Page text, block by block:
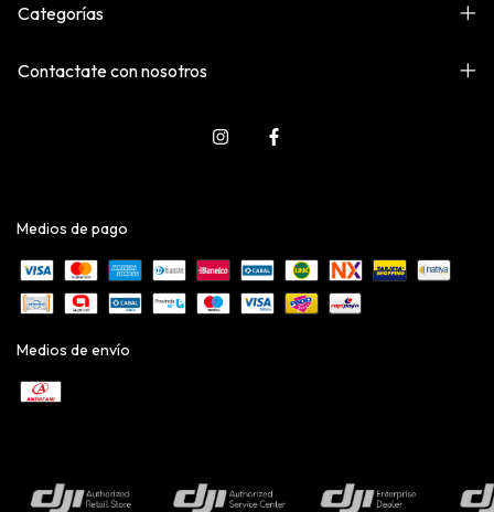
Categorías
Contactate con nosotros
Medios de pago
Medios de envío